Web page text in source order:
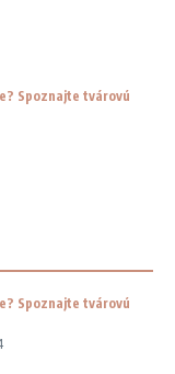
Spoznajte tvárovú
Spoznajte tvárovú